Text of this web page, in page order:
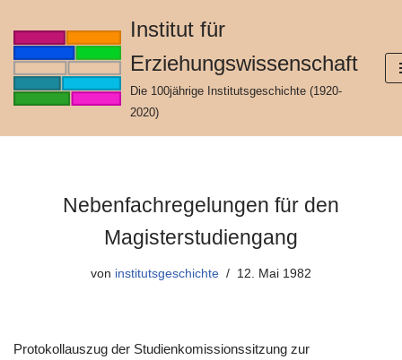
Zum
springen
Institut für
Erziehungswissenschaft
Die 100jährige Institutsgeschichte (1920-
2020)
Nebenfachregelungen für den
Magisterstudiengang
von institutsgeschichte 12. Mai 1982
Protokollauszug der Studienkomissionssitzung zur